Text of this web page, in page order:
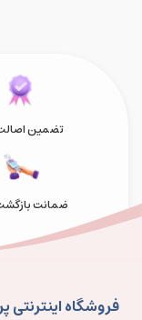
تضمین اصالت
ضمانت
فروشگاه